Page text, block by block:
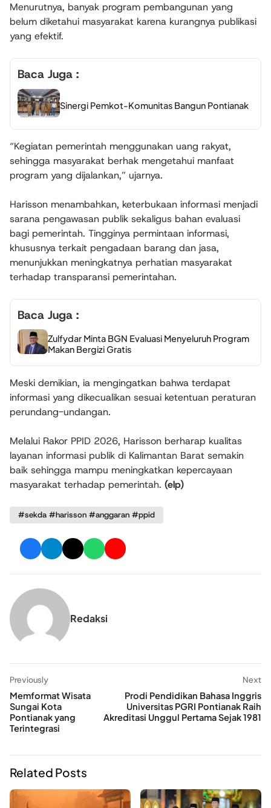
Menurutnya, banyak program pembangunan yang
belum diketahui masyarakat karena kurangnya publikasi
yang efektif.
Baca Juga :
Sinergi Pemkot-Komunitas Bangun Pontianak
“Kegiatan pemerintah menggunakan uang rakyat,
sehingga masyarakat berhak mengetahui manfaat
program yang dijalankan,” ujarnya.
Harisson menambahkan, keterbukaan informasi menjadi
sarana pengawasan publik sekaligus bahan evaluasi
bagi pemerintah. Tingginya permintaan informasi,
khususnya terkait pengadaan barang dan jasa,
menunjukkan meningkatnya perhatian masyarakat
terhadap transparansi pemerintahan.
Baca Juga :
Zulfydar Minta BGN Evaluasi Menyeluruh Program
Makan Bergizi Gratis
Meski demikian, ia mengingatkan bahwa terdapat
informasi yang dikecualikan sesuai ketentuan peraturan
perundang-undangan.
Melalui Rakor PPID 2026, Harisson berharap kualitas
layanan informasi publik di Kalimantan Barat semakin
baik sehingga mampu meningkatkan kepercayaan
masyarakat terhadap pemerintah. (elp)
#sekda #harisson #anggaran #ppid
Redaksi
Previously
Memformat Wisata
Sungai Kota
Pontianak yang
Terintegrasi
Next
Prodi Pendidikan Bahasa Inggris
Universitas PGRI Pontianak Raih
Akreditasi Unggul Pertama Sejak 1981
Related Posts